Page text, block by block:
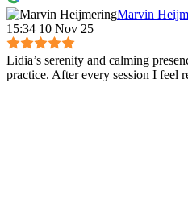
Marvin
15:34 10 Nov 25
Lidia’s serenity and calming
practice. After every session I feel